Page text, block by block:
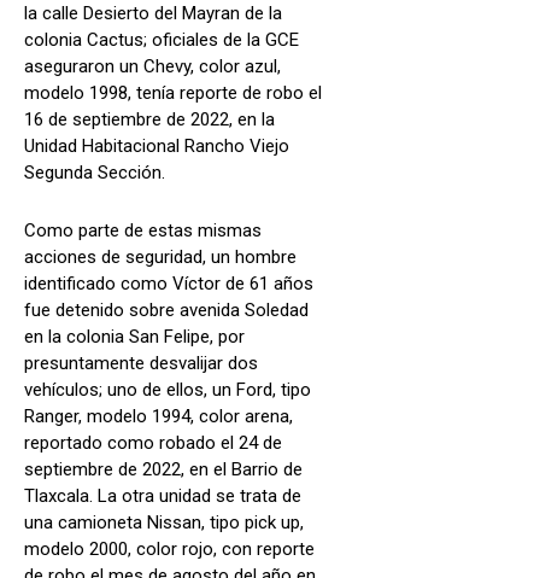
la calle Desierto del Mayran de la
colonia Cactus; oficiales de la GCE
aseguraron un Chevy, color azul,
modelo 1998, tenía reporte de robo el
16 de septiembre de 2022, en la
Unidad Habitacional Rancho Viejo
Segunda Sección.
Como parte de estas mismas
acciones de seguridad, un hombre
identificado como Víctor de 61 años
fue detenido sobre avenida Soledad
en la colonia San Felipe, por
presuntamente desvalijar dos
vehículos; uno de ellos, un Ford, tipo
Ranger, modelo 1994, color arena,
reportado como robado el 24 de
septiembre de 2022, en el Barrio de
Tlaxcala. La otra unidad se trata de
una camioneta Nissan, tipo pick up,
modelo 2000, color rojo, con reporte